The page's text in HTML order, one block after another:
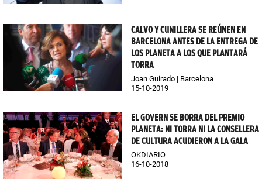
CALVO Y CUNILLERA SE REÚNEN EN
BARCELONA ANTES DE LA ENTREGA DE
LOS PLANETA A LOS QUE PLANTARÁ
TORRA
Joan Guirado | Barcelona
15-10-2019
EL GOVERN SE BORRA DEL PREMIO
PLANETA: NI TORRA NI LA CONSELLERA
DE CULTURA ACUDIERON A LA GALA
OKDIARIO
16-10-2018